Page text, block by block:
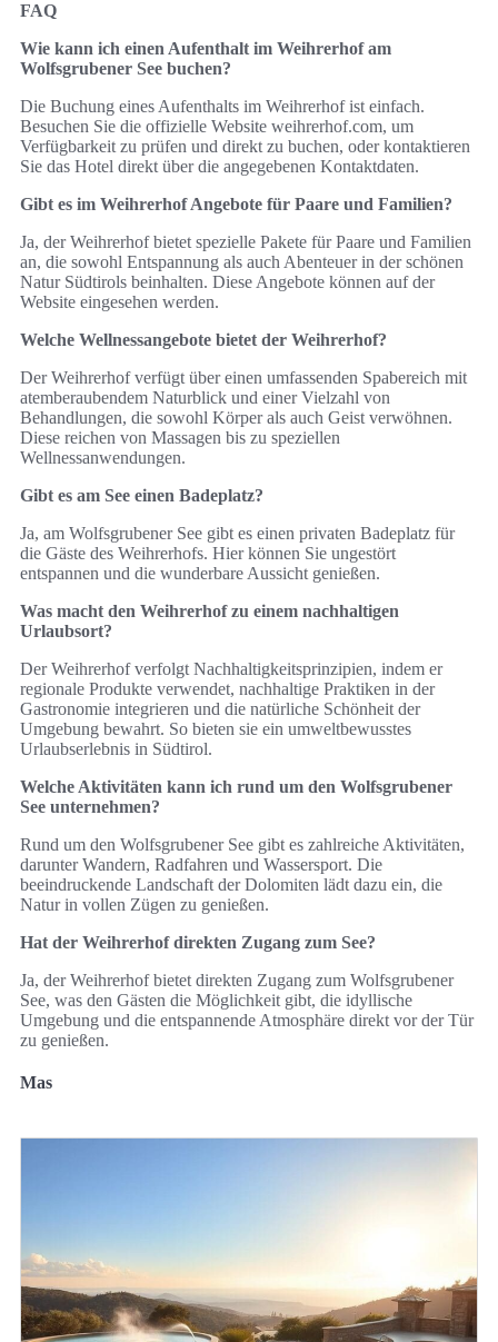
FAQ
Wie kann ich einen Aufenthalt im Weihrerhof am
Wolfsgrubener See buchen?
Die Buchung eines Aufenthalts im Weihrerhof ist einfach.
Besuchen Sie die offizielle Website weihrerhof.com, um
Verfügbarkeit zu prüfen und direkt zu buchen, oder kontaktieren
Sie das Hotel direkt über die angegebenen Kontaktdaten.
Gibt es im Weihrerhof Angebote für Paare und Familien?
Ja, der Weihrerhof bietet spezielle Pakete für Paare und Familien
an, die sowohl Entspannung als auch Abenteuer in der schönen
Natur Südtirols beinhalten. Diese Angebote können auf der
Website eingesehen werden.
Welche Wellnessangebote bietet der Weihrerhof?
Der Weihrerhof verfügt über einen umfassenden Spabereich mit
atemberaubendem Naturblick und einer Vielzahl von
Behandlungen, die sowohl Körper als auch Geist verwöhnen.
Diese reichen von Massagen bis zu speziellen
Wellnessanwendungen.
Gibt es am See einen Badeplatz?
Ja, am Wolfsgrubener See gibt es einen privaten Badeplatz für
die Gäste des Weihrerhofs. Hier können Sie ungestört
entspannen und die wunderbare Aussicht genießen.
Was macht den Weihrerhof zu einem nachhaltigen
Urlaubsort?
Der Weihrerhof verfolgt Nachhaltigkeitsprinzipien, indem er
regionale Produkte verwendet, nachhaltige Praktiken in der
Gastronomie integrieren und die natürliche Schönheit der
Umgebung bewahrt. So bieten sie ein umweltbewusstes
Urlaubserlebnis in Südtirol.
Welche Aktivitäten kann ich rund um den Wolfsgrubener
See unternehmen?
Rund um den Wolfsgrubener See gibt es zahlreiche Aktivitäten,
darunter Wandern, Radfahren und Wassersport. Die
beeindruckende Landschaft der Dolomiten lädt dazu ein, die
Natur in vollen Zügen zu genießen.
Hat der Weihrerhof direkten Zugang zum See?
Ja, der Weihrerhof bietet direkten Zugang zum Wolfsgrubener
See, was den Gästen die Möglichkeit gibt, die idyllische
Umgebung und die entspannende Atmosphäre direkt vor der Tür
zu genießen.
Mas